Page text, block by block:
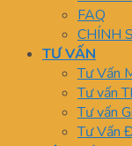
FAQ
CHÍNH
TƯ VẤN
Tư Vấn
Tư vấn
Tư vấn
Tư Vấn